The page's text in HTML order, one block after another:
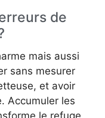
de
mais aussi
sans mesurer
et avoir
Accumuler les
le refuge